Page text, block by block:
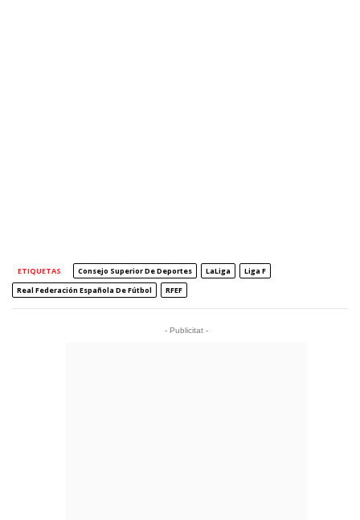
ETIQUETAS Consejo Superior De Deportes LaLiga
Liga F
Real Federación Española De Fútbol
RFEF
- Publicitat -